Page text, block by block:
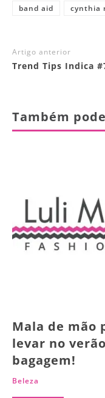
band aid cynthia
Artigo anterior
Trend Tips Indica
Também
Mala de mão
levar no
bagagem!
Beleza